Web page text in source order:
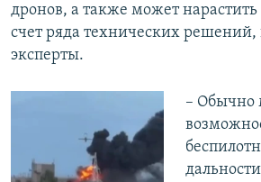
дронов, а также может нарастить
счет ряда технических решений,
эксперты.
– Обычно